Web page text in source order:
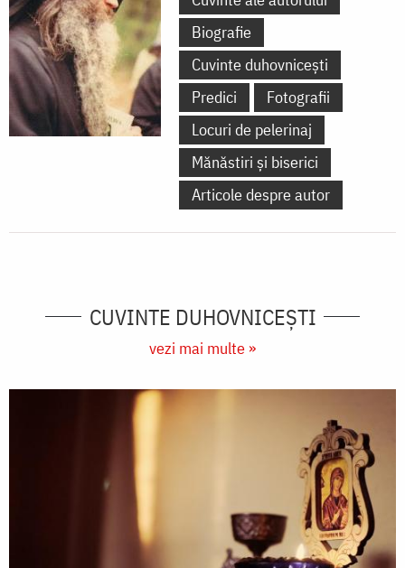
Biografie
Cuvinte duhovnicești
Predici
Fotografii
Locuri de pelerinaj
Mănăstiri și biserici
Articole despre autor
CUVINTE DUHOVNICEȘTI
vezi mai multe »